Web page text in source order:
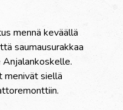
mennä keväällä
saumausurakkaa
menivät siellä